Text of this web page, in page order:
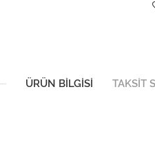
ÜRÜN BILGISI TAKSIT